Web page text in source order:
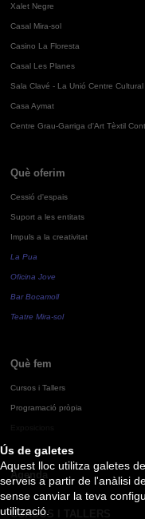
Ús de galetes
Aquest lloc utilitza galetes
serveis a partir de l'anàlisi
sense canviar la teva
utilització.
Xalet Negre
Casal Mira-sol
Casino La Floresta
Casal Les Planes
Sala Clavé - La Unió Centre Cultural
Casa Aymat
Centre Grau-Garriga d'Art Tèxtil
Què oferim
Cessió d'espais
Suport a les entitats
Impuls a la creativitat
La Pua
Oficina Jove
Bar Bocamoll
Teatre Mira-sol
Què fem
Cursos i Tallers
Programació pròpia
Agenda
CURSOS I TALLERS